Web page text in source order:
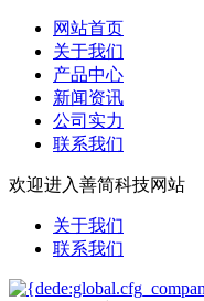
网站首页
关于我们
产品中心
新闻资讯
公司实力
联系我们
欢迎进入善简科技网站
关于我们
联系我们